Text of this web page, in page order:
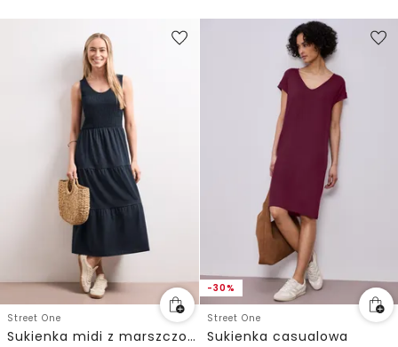
Street One
Sukienka midi z marszczoną górą
-30%
Street One
Sukienka casualowa